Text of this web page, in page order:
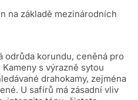
na základě mezinárodních
odrůda korundu, ceněná pro
s výrazně sytou
drahokamy, zejména
U safírů má zásadní vliv